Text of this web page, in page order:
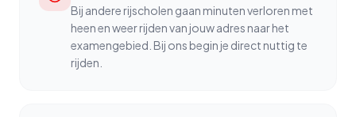
Bij andere rijscholen gaan minuten verloren met
heen en weer rijden van jouw adres naar het
examengebied. Bij ons begin je direct nuttig te
rijden.